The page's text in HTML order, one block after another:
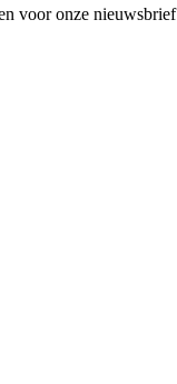
voor onze nieuwsbrief